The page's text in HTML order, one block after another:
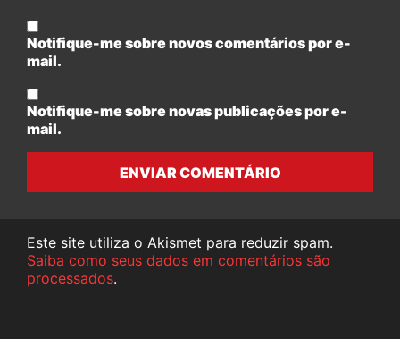
Notifique-me sobre novos comentários por e-
mail.
Notifique-me sobre novas publicações por e-
mail.
ENVIAR COMENTÁRIO
Este site utiliza o Akismet para reduzir spam.
Saiba como seus dados em comentários são
processados.